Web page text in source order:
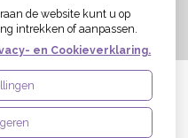
de website kunt u op
intrekken of aanpassen.
en Cookieverklaring.